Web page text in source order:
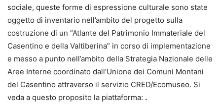
sociale, queste forme di espressione culturale sono state
oggetto di inventario nell’ambito del progetto sulla
costruzione di un “Atlante del Patrimonio Immateriale del
Casentino e della Valtiberina” in corso di implementazione
e messo a punto nell’ambito della Strategia Nazionale delle
Aree Interne coordinato dall’Unione dei Comuni Montani
del Casentino attraverso il servizio CRED/Ecomuseo. Si
veda a questo proposito la piattaforma: .